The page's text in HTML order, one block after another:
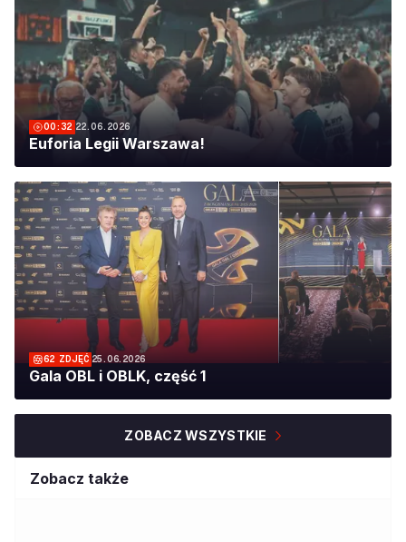
00:32 22.06.2026
Euforia Legii Warszawa!
62ZDJĘĆ 25.06.2026
Gala OBL i OBLK, część 1
ZOBACZ WSZYSTKIE
Zobacz także